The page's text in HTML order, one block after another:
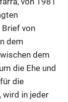
von
dem
dem
die Ehe und
die
wird in jeder